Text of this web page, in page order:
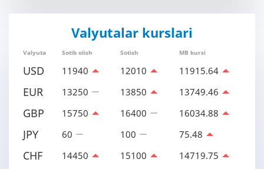
Valyutalar kurslari
Valyuta Sotib olish Sotish MB kursi
USD 11940 12010 11915.64
EUR 13250 13850 13749.46
GBP 15750 16400 16034.88
JPY 60 100 75.48
CHF 14450 15100 14719.75